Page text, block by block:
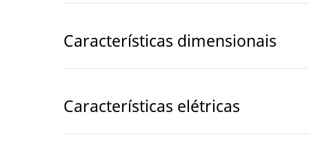
Características dimensionais
Características elétricas